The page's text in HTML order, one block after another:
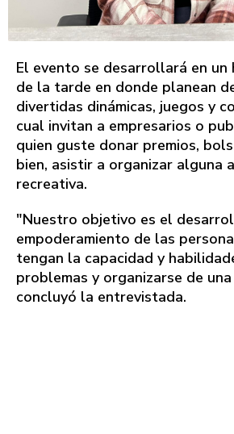
El evento se desarrollará en un
de la tarde en donde planean
divertidas dinámicas, juegos y
cual invitan a empresarios o
quien guste donar premios,
bien, asistir a organizar alguna
recreativa.
"Nuestro objetivo es el
empoderamiento de las
tengan la capacidad y
problemas y organizarse de
concluyó la entrevistada.